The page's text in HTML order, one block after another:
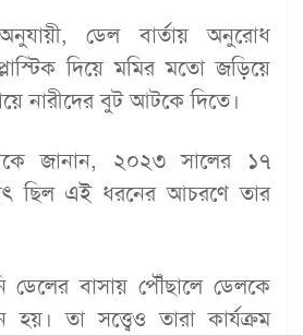
ডেল বার্তায় অনুরোধ
দিয়ে মমির মতো জড়িয়ে
নারীদের বুট আটকে দিতে।
জানান, ২০২৩ সালের ১৭
ছিল এই ধরনের আচরণে তার
ডেলের বাসায় পৌঁছালে ডেলকে
তা সত্ত্বেও তারা কার্যক্রম